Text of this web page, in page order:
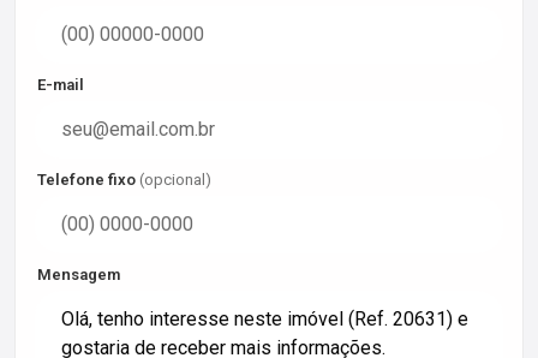
E-mail
Telefone fixo (opcional)
Mensagem